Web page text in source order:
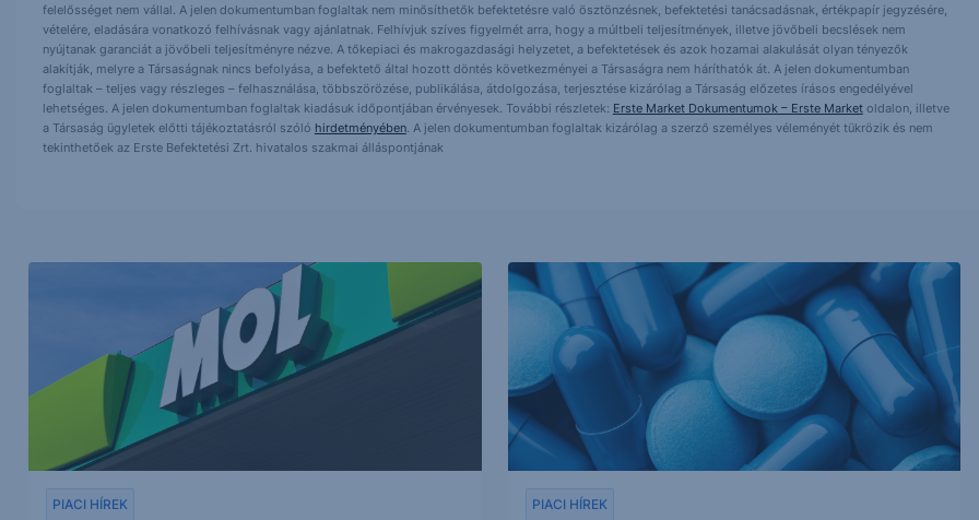
felelősséget nem vállal. A jelen dokumentumban foglaltak nem minősíthetők befektetésre való ösztönzésnek, befektetési tanácsadásnak, értékpapír jegyzésére,
vételére, eladására vonatkozó felhívásnak vagy ajánlatnak. Felhívjuk szíves figyelmét arra, hogy a múltbeli teljesítmények, illetve jövőbeli becslések nem
nyújtanak garanciát a jövőbeli teljesítményre nézve. A tőkepiaci és makrogazdasági helyzetet, a befektetések és azok hozamai alakulását olyan tényezők
alakítják, melyre a Társaságnak nincs befolyása, a befektető által hozott döntés következményei a Társaságra nem háríthatók át. A jelen dokumentumban
foglaltak – teljes vagy részleges – felhasználása, többszörözése, publikálása, átdolgozása, terjesztése kizárólag a Társaság előzetes írásos engedélyével
lehetséges. A jelen dokumentumban foglaltak kiadásuk időpontjában érvényesek. További részletek: Erste Market Dokumentumok – Erste Marketoldalon, illetve
a Társaság ügyletek előtti tájékoztatásról szóló hirdetményében. A jelen dokumentumban foglaltak kizárólag a szerző személyes véleményét tükrözik és nem
tekinthetőek az Erste Befektetési Zrt. hivatalos szakmai álláspontjának
PIACI HÍREK PIACI HÍREK